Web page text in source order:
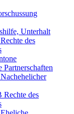
Unterhalt
des
Partnerschaften
des